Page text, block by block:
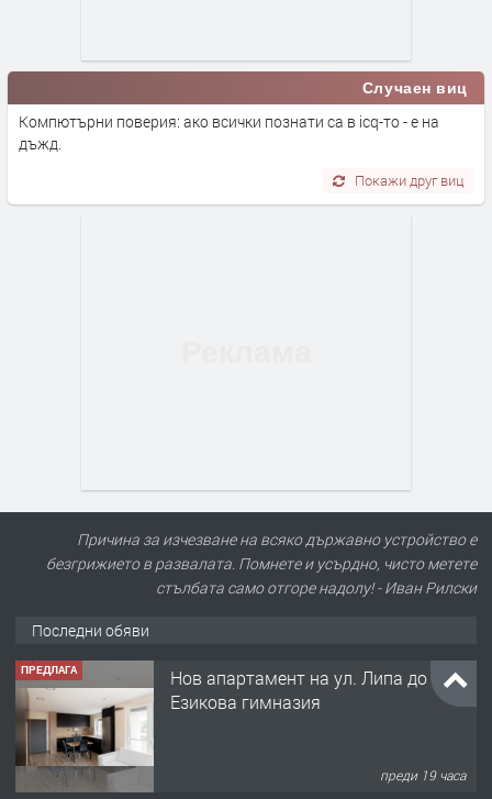
Случаен виц
Компютърни поверия: ако всички познати са в icq-то - е на
дъжд.
Покажи друг виц
Причина за изчезване на всяко държавно устройство е
безгрижието в развалата. Помнете и усърдно, чисто метете
стълбата само отгоре надолу! - Иван Рилски
Последни обяви
ПРЕДЛАГА
Нов апартамент на ул. Липа до
Езикова гимназия
преди 19 часа